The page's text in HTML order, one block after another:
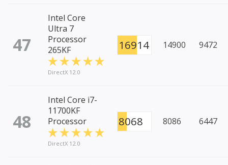
47
Intel Core
Ultra 7
Processor
265KF
DirectX 12.0
16914 14900 9472
48
Intel Core i7-
11700KF
Processor
DirectX 12.0
8068 8086 6447